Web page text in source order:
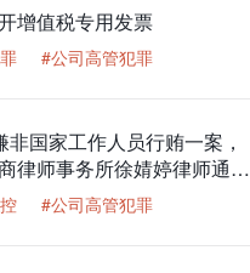
增值税专用发票
#公司高管犯罪
非国家工作人员行贿一案，
律师事务所徐婧婷律师通过
整改，使其获得刑事不起诉
#公司高管犯罪